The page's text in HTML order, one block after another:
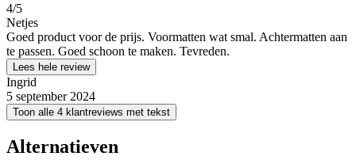
4/5
Netjes
Goed product voor de prijs. Voormatten wat smal. Achtermatten aan
te passen. Goed schoon te maken. Tevreden.
Lees hele review
Ingrid
5 september 2024
Toon alle 4 klantreviews met tekst
Alternatieven